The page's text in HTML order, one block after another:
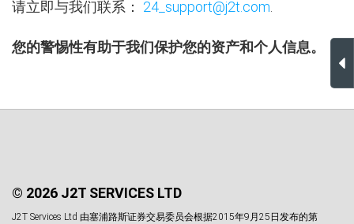
请立即与我们联系： 24_support@j2t.com
您的警惕性有助于我们保护您的资产和个人信息。
© 2026 J2T SERVICES LTD
J2T Services Ltd 由塞浦路斯证券交易委员会根据2015年9月25日发布的第